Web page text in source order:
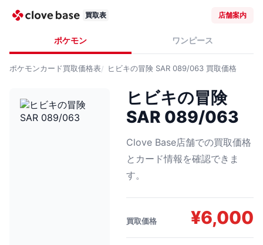
買取表 店舗案内
ポケモン ワンピース
ポケモンカード買取価格表 ヒビキの冒険 SAR 089/063 買取価格
ヒビキの冒険
SAR 089/063
Clove Base店舗での買取価格
とカード情報を確認できま
す。
買取価格 ¥6,000